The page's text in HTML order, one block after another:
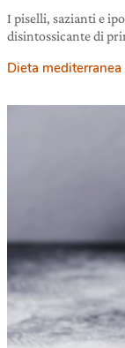
I piselli, sazianti e
disintossicante di
Dieta mediterranea